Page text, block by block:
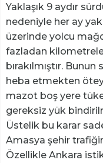
Yaklaşık 9 aydır
nedeniyle her ay
üzerinde yolcu
fazladan
bırakılmıştır.
heba etmekten
mazot boş yere
gereksiz yük
Üstelik bu karar
Amasya şehir
Özellikle Ankara